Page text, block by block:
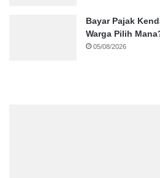
Bayar Pajak
Warga Pilih
05/08/2026